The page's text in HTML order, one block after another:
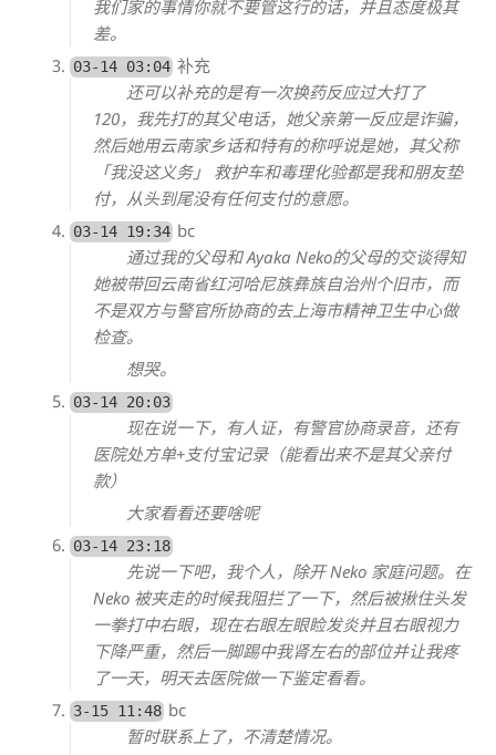
我们家的事情你就不要管这行的话，并且态度极其
差。
03-14 03:04 补充
还可以补充的是有一次换药反应过大打了
120，我先打的其父电话，她父亲第一反应是诈骗，
然后她用云南家乡话和特有的称呼说是她，其父称
「我没这义务」 救护车和毒理化验都是我和朋友垫
付，从头到尾没有任何支付的意愿。
03-14 19:34 bc
通过我的父母和 Ayaka Neko的父母的交谈得知
她被带回云南省红河哈尼族彝族自治州个旧市，而
不是双方与警官所协商的去上海市精神卫生中心做
检查。
想哭。
03-14 20:03
现在说一下，有人证，有警官协商录音，还有
医院处方单+支付宝记录（能看出来不是其父亲付
款）
大家看看还要啥呢
03-14 23:18
先说一下吧，我个人，除开 Neko 家庭问题。在
Neko 被夹走的时候我阻拦了一下，然后被揪住头发
一拳打中右眼，现在右眼左眼睑发炎并且右眼视力
下降严重，然后一脚踢中我肾左右的部位并让我疼
了一天，明天去医院做一下鉴定看看。
3-15 11:48 bc
暂时联系上了，不清楚情况。